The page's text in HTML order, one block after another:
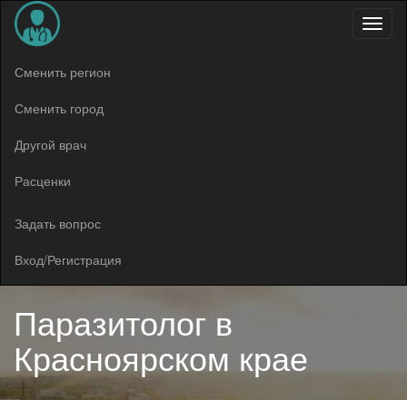
Меню
Сменить регион
Сменить город
Другой врач
Расценки
Задать вопрос
Вход/Регистрация
Паразитолог в
Красноярском крае